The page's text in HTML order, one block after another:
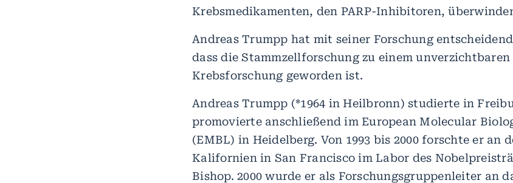
Krebsmedikamenten, den PARP-Inhibitoren,
Andreas Trumpp hat mit seiner Forschung
dass die Stammzellforschung zu einem unverzichtbaren
Krebsforschung geworden ist.
Andreas Trumpp (*1964 in Heilbronn) studierte in
promovierte anschließend im European Molecular
(EMBL) in Heidelberg. Von 1993 bis 2000 forschte er an
Kalifornien in San Francisco im Labor des
Bishop. 2000 wurde er als Forschungsgruppenleiter an